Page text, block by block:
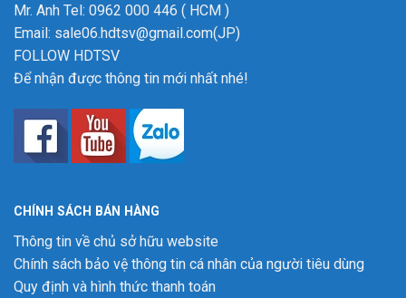
Mr. Anh Tel: 0962 000 446 ( HCM )
Email: sale06.hdtsv@gmail.com(JP)
FOLLOW HDTSV
Để nhận được thông tin mới nhất nhé!
CHÍNH SÁCH BÁN HÀNG
Thông tin về chủ sở hữu website
Chính sách bảo vệ thông tin cá nhân của người tiêu dùng
Quy định và hình thức thanh toán